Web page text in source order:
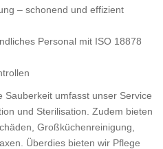
– schonend und effizient
Personal mit ISO 18878
Sauberkeit umfasst unser Service
und Sterilisation. Zudem bieten
Großküchenreinigung,
Überdies bieten wir Pflege